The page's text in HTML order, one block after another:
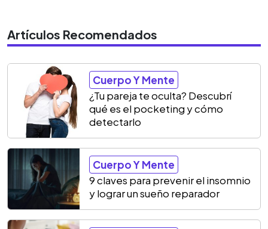
Artículos Recomendados
Cuerpo Y Mente
¿Tu pareja te oculta? Descubrí
qué es el pocketing y cómo
detectarlo
Cuerpo Y Mente
9 claves para prevenir el insomnio
y lograr un sueño reparador